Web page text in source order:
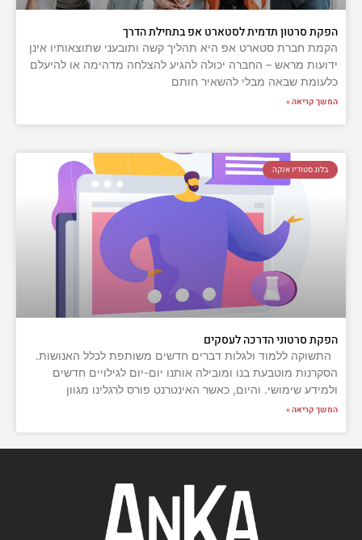
הפקת סרטון תדמית לסטארט אפ בתחילת הדרך
הקמת חברת סטארט אפ היא תהליך קשה ותובעני שתוצאותיו אינן
ידועות מראש – החברה יכולה להגיע להצלחה מדהימה או להיעלם
כלעומת שבאה מבלי להשאיר חותם
המשך קריאה »
בלוג סטודיו אנקה
הפקת סרטוני הדרכה לעסקים
התשוקה ללמוד ולגלות דברים חדשים משותפת לכלל האנושות.
הסקרנות מוטבעת בנו ומובילה אותנו יום-יום לגילויים חדשים
ולמידע שימושי. והיום, כאשר האינטרנט פורס לרגלינו מגוון
המשך קריאה »